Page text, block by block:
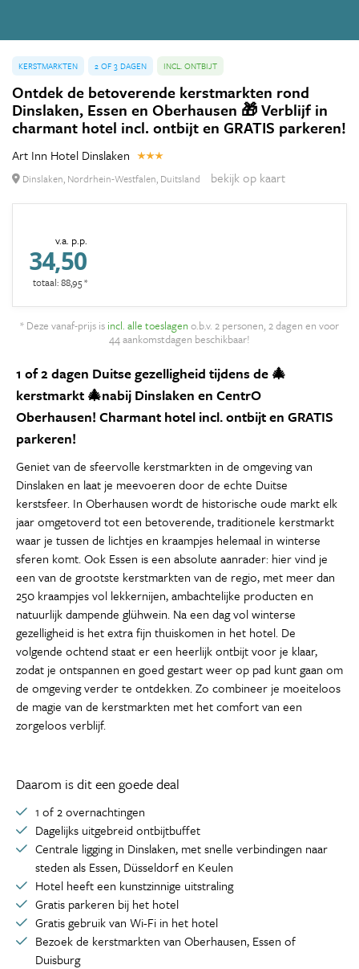
KERSTMARKTEN 2 OF 3 DAGEN INCL. ONTBIJT
Ontdek de betoverende kerstmarkten rond
Dinslaken, Essen en Oberhausen 🎁 Verblijf in
charmant hotel incl. ontbijt en GRATIS parkeren!
Art Inn Hotel Dinslaken
Dinslaken, Nordrhein-Westfalen, Duitsland bekijk op kaart
v.a. p.p.
34,50
totaal: 88,95 *
* Deze vanaf-prijs is incl. alle toeslagen o.b.v. 2 personen, 2 dagen en voor
44 aankomstdagen beschikbaar!
1 of 2 dagen Duitse gezelligheid tijdens de 🎄
kerstmarkt 🎄nabij Dinslaken en CentrO
Oberhausen! Charmant hotel incl. ontbijt en GRATIS
parkeren!
Geniet van de sfeervolle kerstmarkten in de omgeving van
Dinslaken en laat je meevoeren door de echte Duitse
kerstsfeer. In Oberhausen wordt de historische oude markt elk
jaar omgetoverd tot een betoverende, traditionele kerstmarkt
waar je tussen de lichtjes en kraampjes helemaal in winterse
sferen komt. Ook Essen is een absolute aanrader: hier vind je
een van de grootste kerstmarkten van de regio, met meer dan
250 kraampjes vol lekkernijen, ambachtelijke producten en
natuurlijk dampende glühwein. Na een dag vol winterse
gezelligheid is het extra fijn thuiskomen in het hotel. De
volgende ochtend staat er een heerlijk ontbijt voor je klaar,
zodat je ontspannen en goed gestart weer op pad kunt gaan om
de omgeving verder te ontdekken. Zo combineer je moeiteloos
de magie van de kerstmarkten met het comfort van een
zorgeloos verblijf.
Daarom is dit een goede deal
1 of 2 overnachtingen
Dagelijks uitgebreid ontbijtbuffet
Centrale ligging in Dinslaken, met snelle verbindingen naar
steden als Essen, Düsseldorf en Keulen
Hotel heeft een kunstzinnige uitstraling
Gratis parkeren bij het hotel
Gratis gebruik van Wi-Fi in het hotel
Bezoek de kerstmarkten van Oberhausen, Essen of
Duisburg